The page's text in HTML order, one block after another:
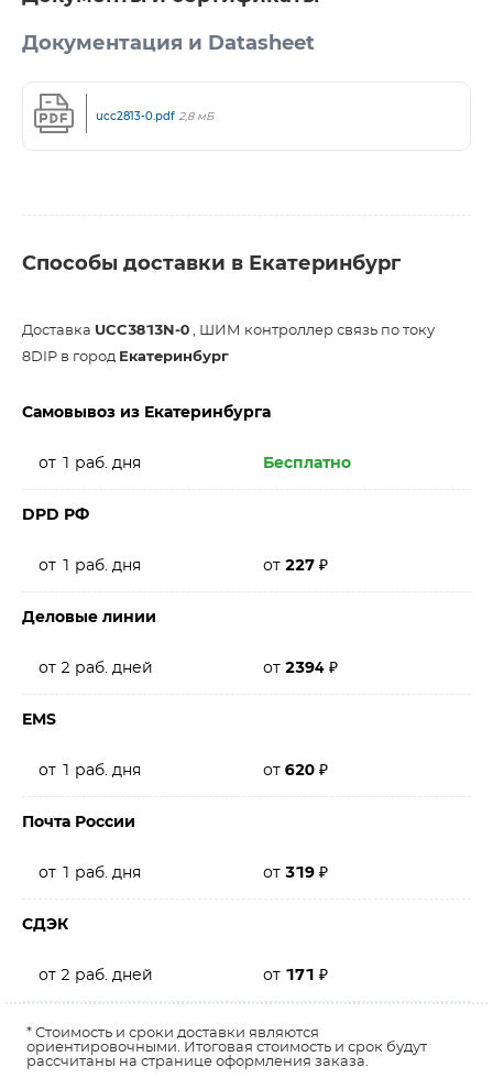
Документация и Datasheet
ucc2813-0.pdf 2,8 мБ
Способы доставки в Екатеринбург
Доставка UCC3813N-0 , ШИМ контроллер связь по току
8DIP в город Екатеринбург
Самовывоз из Екатеринбурга
от 1 раб. дня Бесплатно
DPD РФ
от 1 раб. дня от 227 ₽
Деловые линии
от 2 раб. дней от 2394 ₽
EMS
от 1 раб. дня от 620 ₽
Почта России
от 1 раб. дня от 319 ₽
СДЭК
от 2 раб. дней от 171 ₽
* Стоимость и сроки доставки являются
ориентировочными. Итоговая стоимость и срок будут
рассчитаны на странице оформления заказа.